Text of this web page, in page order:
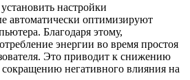
настройки
автоматически оптимизируют
Благодаря этому,
энергии во время простоя
Это приводит к снижению
сокращению негативного влияния на